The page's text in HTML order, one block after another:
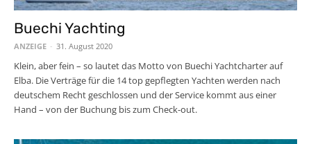
Buechi Yachting
ANZEIGE - 31. August 2020
Klein, aber fein – so lautet das Motto von Buechi Yachtcharter auf
Elba. Die Verträge für die 14 top gepflegten Yachten werden nach
deutschem Recht geschlossen und der Service kommt aus einer
Hand – von der Buchung bis zum Check-out.